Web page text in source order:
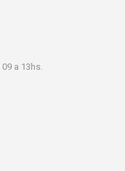
09 a 13hs.